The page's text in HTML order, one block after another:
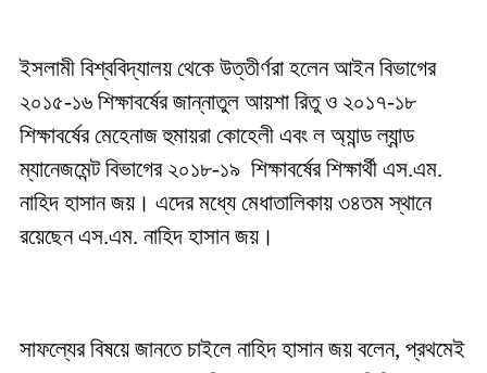
ইসলামী বিশ্ববিদ্যালয় থেকে উত্তীর্ণরা হলেন আইন বিভাগের
২০১৫-১৬ শিক্ষাবর্ষের জান্নাতুল আয়শা রিতু ও ২০১৭-১৮
শিক্ষাবর্ষের মেহেনাজ হুমায়রা কোহেলী এবং ল অ্যান্ড ল্যান্ড
ম্যানেজমেন্ট বিভাগের ২০১৮-১৯ শিক্ষাবর্ষের শিক্ষার্থী এস.এম.
নাহিদ হাসান জয়। এদের মধ্যে মেধাতালিকায় ৩৪তম স্থানে
রয়েছেন এস.এম. নাহিদ হাসান জয়।
সাফল্যের বিষয়ে জানতে চাইলে নাহিদ হাসান জয় বলেন, প্রথমেই